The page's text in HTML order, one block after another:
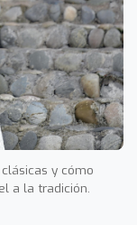
y cómo
a la tradición.